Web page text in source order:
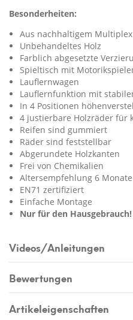
Besonderheiten:
Aus nachhaltigem
Unbehandeltes Holz
Farblich abgesetzte
Spieltisch mit
Lauflernwagen
Lauflernfunktion mit
In 4 Positionen
4 justierbare Holzräder für
Reifen sind gummiert
Räder sind feststellbar
Abgerundete Holzkanten
Frei von Chemikalien
Altersempfehlung 6 Monate
EN71 zertifiziert
Einfache Montage
Nur für den Hausgebrauch!
Videos/Anleitungen
Bewertungen
Artikeleigenschaften